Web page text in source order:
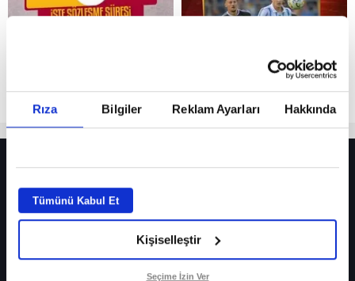
Rıza Bilgiler Reklam Ayarları Hakkında
Tümünü Kabul Et
Kişiselleştir
Seçime İzin Ver
Fenerbahçe’de sürpriz ayrılık ihtimali! Devre arasında gelmişti
Fenerbahçe’nin yeni transferi Mason Greenwood için olay sözler!
Galatasaray’da rota yeniden Thiago Almada!